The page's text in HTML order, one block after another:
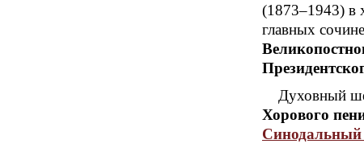
(1873–1943) в
главных
Духовный
Хорового
Синодальный